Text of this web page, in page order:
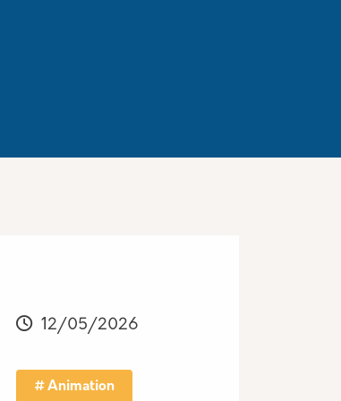
12/05/2026
Animation